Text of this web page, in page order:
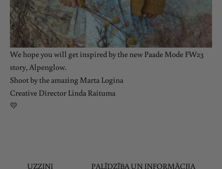
We hope you will get inspired by the new Paade Mode FW23
story, Alpenglow.
Shoot by the amazing Marta Logina
Creative Director Linda Raituma
💛
UZZINI PALĪDZĪBA UN INFORMĀCIJA